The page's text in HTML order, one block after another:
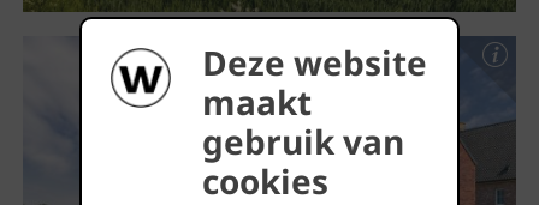
Deze website
maakt
gebruik van
cookies